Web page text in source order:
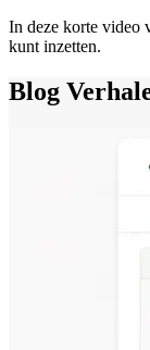
In deze korte video
kunt inzetten.
Blog